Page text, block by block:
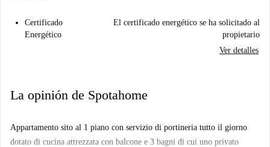
Certificado
Energético
El certificado energético se ha solicitado al
propietario
Ver detalles
La opinión de Spotahome
Appartamento sito al 1 piano con servizio di portineria tutto il giorno
dotato di cucina attrezzata con balcone e 3 bagni di cui uno privato